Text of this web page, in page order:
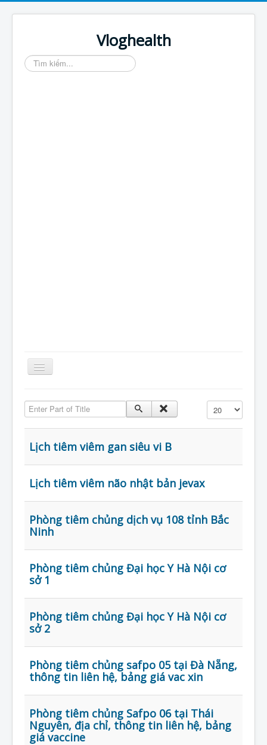
Vloghealth
Tìm
kiếm...
Toggle
Navigation
Giới Thiệu
Tin Tức
VietNam
Liên Hệ
Enter Part of Title Hiển thị #
Lịch tiêm viêm gan siêu vi B
Lịch tiêm viêm não nhật bản jevax
Phòng tiêm chủng dịch vụ 108 tỉnh Bắc
Ninh
Phòng tiêm chủng Đại học Y Hà Nội cơ
sở 1
Phòng tiêm chủng Đại học Y Hà Nội cơ
sở 2
Phòng tiêm chủng safpo 05 tại Đà Nẵng,
thông tin liên hệ, bảng giá vac xin
Phòng tiêm chủng Safpo 06 tại Thái
Nguyên, địa chỉ, thông tin liên hệ, bảng
giá vaccine